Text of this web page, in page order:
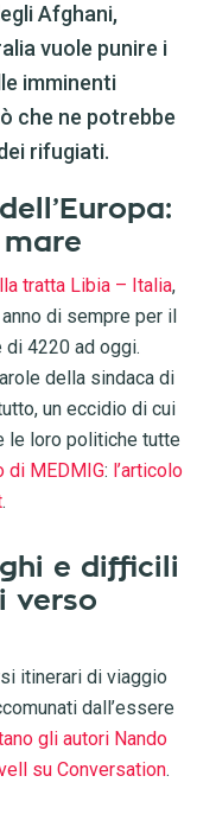
Afghani,
vuole punire i
imminenti
che ne potrebbe
rifugiati.
tratta Libia – Italia,
di sempre per il
di 4220 ad oggi.
della sindaca di
un eccidio di cui
le loro politiche tutte
di MEDMIG: l’articolo
.
e difficili
verso
itinerari di viaggio
dall’essere
gli autori Nando
su Conversation.